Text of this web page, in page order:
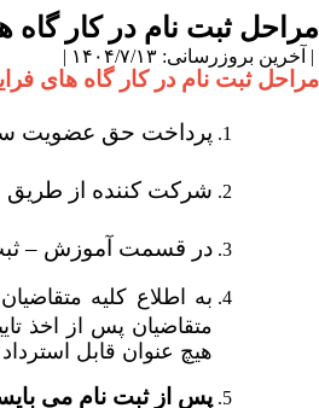
مراحل ثبت نام در کار گاه
| آخرین بروزرسانی: ۱۴۰۴/۷/۱۳ |
مراحل ثبت نام در کار گاه های
پرداخت حق عضویت سالیانه در انجمن (
شرکت کننده از
در قسمت آموزش –
به اطلاع کلیه
متقاضیان پس از اخذ
هیچ عنوان قابل استرداد
پس از ثبت نام می